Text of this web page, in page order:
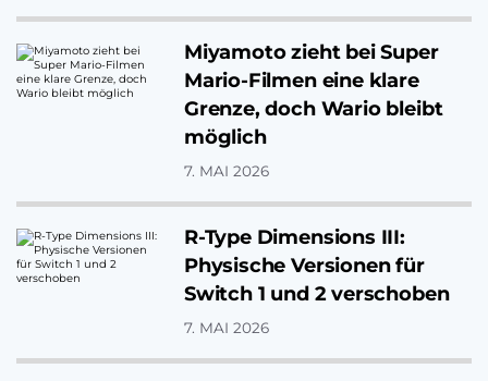
Miyamoto zieht bei Super
Mario-Filmen eine klare
Grenze, doch Wario bleibt
möglich
7. MAI 2026
R-Type Dimensions III:
Physische Versionen für
Switch 1 und 2 verschoben
7. MAI 2026